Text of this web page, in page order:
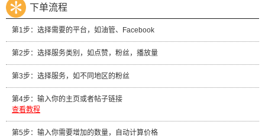
下单流程
第1步：选择需要的平台，如油管、Facebook
第2步：选择服务类别，如点赞，粉丝，播放量
第3步：选择服务，如不同地区的粉丝
第4步：输入你的主页或者帖子链接
查看教程
第5步：输入你需要增加的数量，自动计算价格